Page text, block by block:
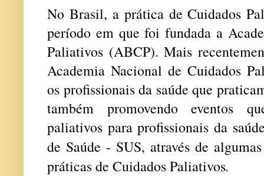
No Brasil, a prática de Cuidados
período em que foi fundada a
Paliativos (ABCP). Mais
Academia Nacional de Cuidados
os profissionais da saúde que
também promovendo eventos
paliativos para profissionais da
de Saúde - SUS, através de
práticasde CuidadosPaliativos.